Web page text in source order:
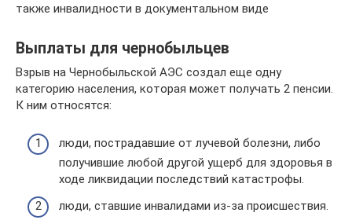
также инвалидности в документальном виде
Выплаты для чернобыльцев
Взрыв на Чернобыльской АЭС создал еще одну
категорию населения, которая может получать 2 пенсии.
К ним относятся:
люди, пострадавшие от лучевой болезни, либо
получившие любой другой ущерб для здоровья в
ходе ликвидации последствий катастрофы.
люди, ставшие инвалидами из-за происшествия.